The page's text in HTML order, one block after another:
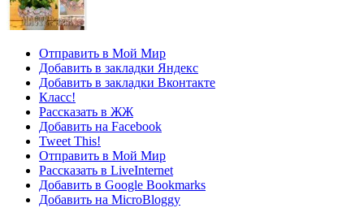
Отправить в Мой Мир
Добавить в закладки Яндекс
Добавить в закладки Вконтакте
Класс!
Рассказать в ЖЖ
Добавить на Facebook
Tweet This!
Отправить в Мой Мир
Рассказать в LiveInternet
Добавить в Google Bookmarks
Добавить на MicroBloggy